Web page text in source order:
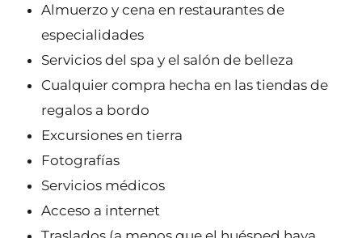
Almuerzo y cena en restaurantes de
especialidades
Servicios del spa y el salón de belleza
Cualquier compra hecha en las tiendas de
regalos a bordo
Excursiones en tierra
Fotografías
Servicios médicos
Acceso a internet